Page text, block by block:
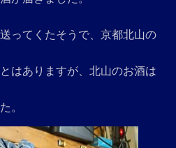
ってくたそうで、京都北山の
はありますが、北山のお酒は
。